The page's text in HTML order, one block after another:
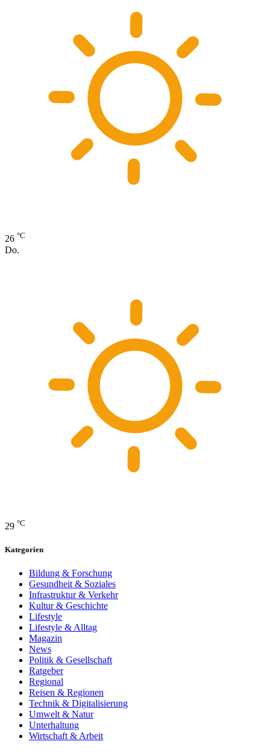
26 °C
Do.
29 °C
Kategorien
Bildung & Forschung
Gesundheit & Soziales
Infrastruktur & Verkehr
Kultur & Geschichte
Lifestyle
Lifestyle & Alltag
Magazin
News
Politik & Gesellschaft
Ratgeber
Regional
Reisen & Regionen
Technik & Digitalisierung
Umwelt & Natur
Unterhaltung
Wirtschaft & Arbeit